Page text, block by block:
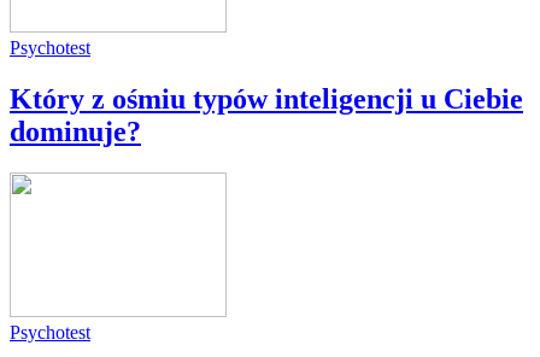
Psychotest
Który z ośmiu typów inteligencji u Ciebie
dominuje?
Psychotest